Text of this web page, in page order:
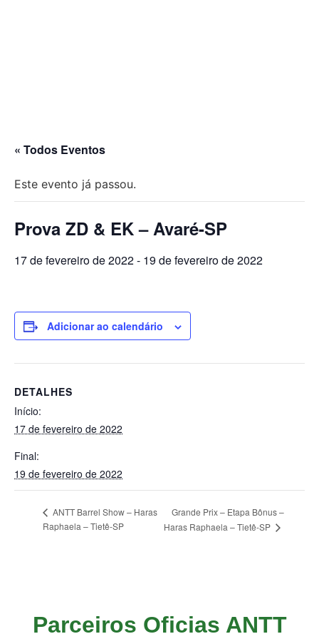
« Todos Eventos
Este evento já passou.
Prova ZD & EK – Avaré-SP
17 de fevereiro de 2022- 19 de fevereiro de 2022
Adicionar ao calendário
DETALHES
Início:
17 de fevereiro de 2022
Final:
19 de fevereiro de 2022
ANTT Barrel Show – Haras
Raphaela – Tietê-SP
Grande Prix – Etapa Bônus –
Haras Raphaela – Tietê-SP
Parceiros Oficias ANTT